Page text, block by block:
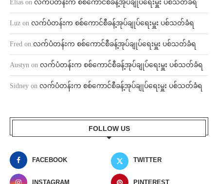
Elias on လက်ပံတန်းက စစ်ကောင်စီခန့်အုပ်ချုပ်ရေးမှူး ပစ်သတ်ခံရ
Luz on လက်ပံတန်းက စစ်ကောင်စီခန့်အုပ်ချုပ်ရေးမှူး ပစ်သတ်ခံရ
Fred on လက်ပံတန်းက စစ်ကောင်စီခန့်အုပ်ချုပ်ရေးမှူး ပစ်သတ်ခံရ
Austyn on လက်ပံတန်းက စစ်ကောင်စီခန့်အုပ်ချုပ်ရေးမှူး ပစ်သတ်ခံရ
Sidney on လက်ပံတန်းက စစ်ကောင်စီခန့်အုပ်ချုပ်ရေးမှူး ပစ်သတ်ခံရ
FOLLOW US
FACEBOOK TWITTER
INSTAGRAM PINTEREST